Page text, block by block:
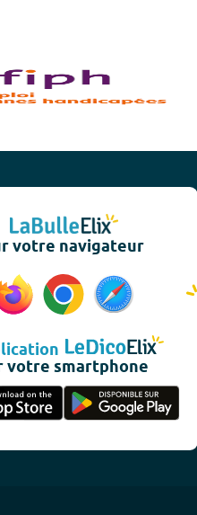
votre navigateur
votre smartphone